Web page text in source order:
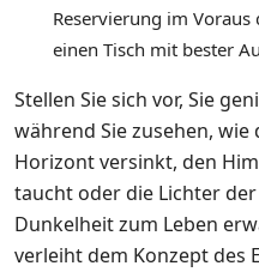
Reservierung im
einen Tisch mit bester
Stellen Sie sich vor, Sie
während Sie zusehen,
Horizont versinkt, den
taucht oder die Lichter
Dunkelheit zum Leben
verleiht dem Konzept des